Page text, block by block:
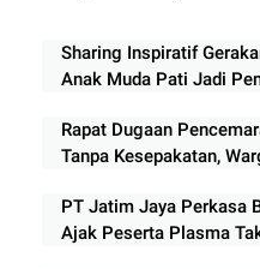
Sharing Inspiratif
Anak Muda Pati Jadi
Rapat Dugaan
Tanpa Kesepakatan,
PT Jatim Jaya Perkasa
Ajak Peserta Plasma